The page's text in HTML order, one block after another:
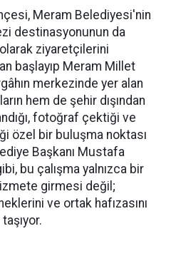
Meram Belediyesi'nin
destinasyonunun da
ziyaretçilerini
başlayıp Meram Millet
merkezinde yer alan
hem de şehir dışından
fotoğraf çektiği ve
özel bir buluşma noktası
Başkanı Mustafa
bu çalışma yalnızca bir
girmesi değil;
ve ortak hafızasını